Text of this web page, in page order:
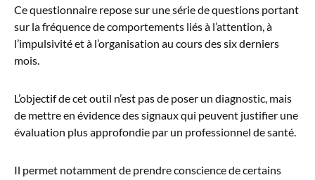
Ce questionnaire repose sur une série de questions portant
sur la fréquence de comportements liés à l’attention, à
l’impulsivité et à l’organisation au cours des six derniers
mois.
L’objectif de cet outil n’est pas de poser un diagnostic, mais
de mettre en évidence des signaux qui peuvent justifier une
évaluation plus approfondie par un professionnel de santé.
Il permet notamment de prendre conscience de certains